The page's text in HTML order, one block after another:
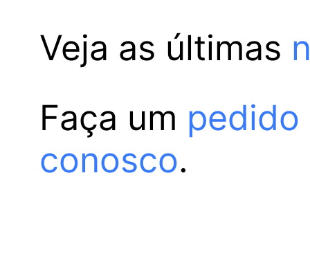
Veja as últimas
Faça um pedido
conosco.